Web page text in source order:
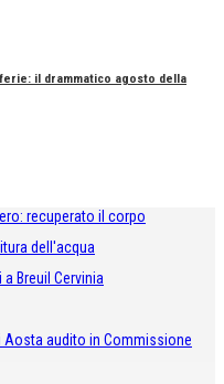
il drammatico agosto della
recuperato il corpo
dell'acqua
Breuil Cervinia
Aosta audito in Commissione